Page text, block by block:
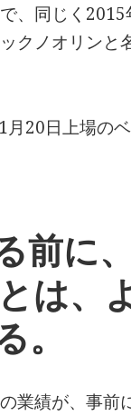
、同じく
クノオリンと
20日上場の
前に
は、
。
業績が、事前